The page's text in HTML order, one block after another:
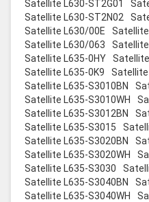
Satellite L630-ST2G01
Satellite L630-ST2N02
Satellite L630/00E
Satellite L630/063
Satellite
Satellite L635-0HY
Satellite L635-0K9
Satellite
Satellite L635-S3010BN
Satellite L635-S3010WH
Satellite L635-S3012BN
Satellite L635-S3015
Satellite L635-S3020BN
Satellite L635-S3020WH
Satellite L635-S3030
Satellite L635-S3040BN
Satellite L635-S3040WH